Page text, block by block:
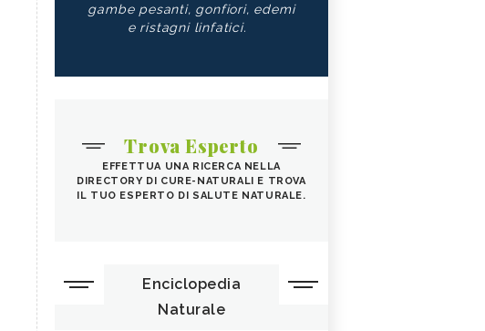
gambe pesanti, gonfiori, edemi
e ristagni linfatici.
Trova Esperto
EFFETTUA UNA RICERCA NELLA
DIRECTORY DI CURE-NATURALI E TROVA
IL TUO ESPERTO DI SALUTE NATURALE.
Enciclopedia
Naturale